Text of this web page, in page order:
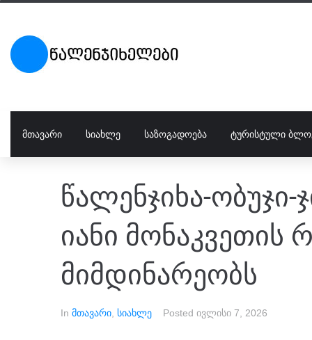
ᲛᲗᲐᲕᲐᲠᲘ ᲡᲘᲐᲮᲚᲔ ᲡᲐᲖᲝᲒᲐᲓᲝᲔᲑᲐ ᲢᲣᲠᲘᲡᲢᲣᲚᲘ
წალენჯიხა-ობუჯი-
იანი მონაკვეთის
მიმდინარეობს
In მთავარი სიახლე Posted ივლისი 7, 2026